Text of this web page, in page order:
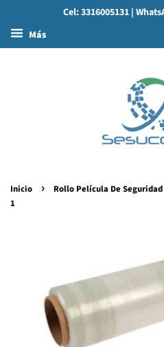
Cel: 3316005131 |
Más
Inicio ›
Rollo Película De
1